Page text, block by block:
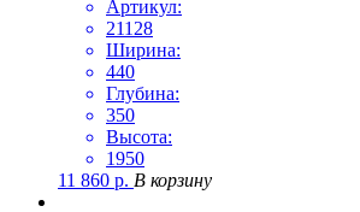
Артикул:
21128
Ширина:
440
Глубина:
350
Высота:
1950
11 860 р. В корзину